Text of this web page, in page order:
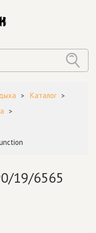
Каталог
19/6565